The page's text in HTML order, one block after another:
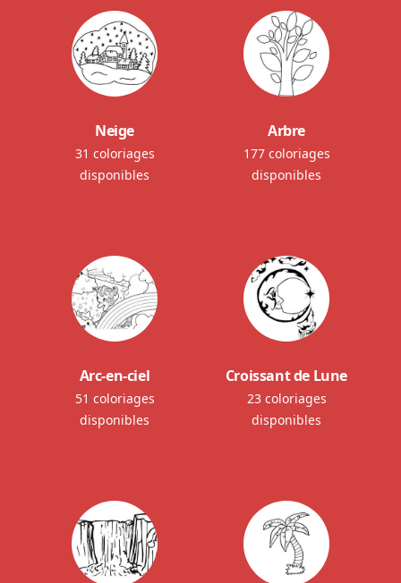
Neige
31 coloriages
disponibles
Arbre
177 coloriages
disponibles
Arc-en-ciel
51 coloriages
disponibles
Croissant de Lune
23 coloriages
disponibles